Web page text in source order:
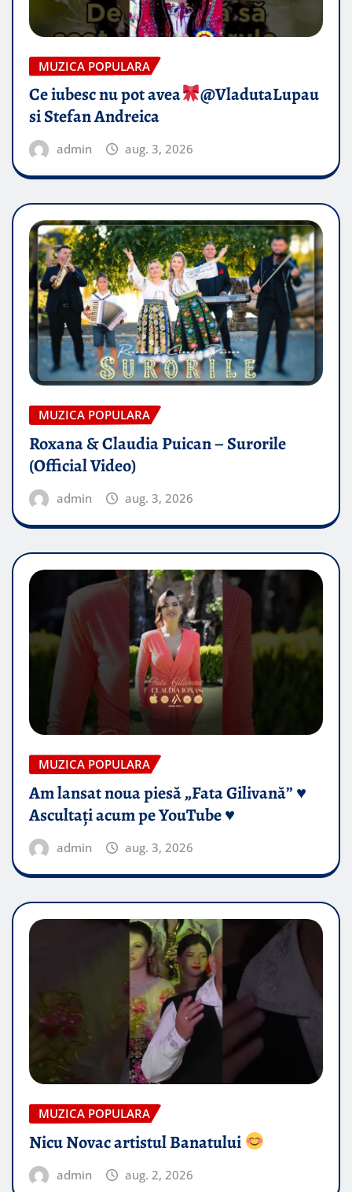
MUZICA POPULARA
Ce iubesc nu pot avea
​@VladutaLupau
si Stefan Andreica
admin aug. 3, 2026
MUZICA POPULARA
Roxana & Claudia Puican – Surorile
(Official Video)
admin aug. 3, 2026
MUZICA POPULARA
Am lansat noua piesă „Fata Gilivană” ♥️
Ascultați acum pe YouTube ♥️
admin aug. 3, 2026
MUZICA POPULARA
Nicu Novac artistul Banatului
admin aug. 2, 2026